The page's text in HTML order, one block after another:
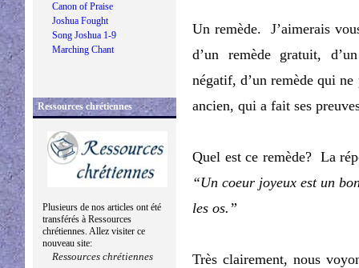
Canon of Praise
Joshua Fought
Song Joshua 1-9
Marching Chant
Ressources chrétiennes
Plusieurs de nos articles ont été
transférés à Ressources
chrétiennes. Allez visiter ce
nouveau site:
Ressources chrétiennes
Un remède. J’aimerais
d’un remède gratuit,
négatif, d’un remède qui ne
ancien, qui a fait ses
Quel est ce remède? La
“Un coeur joyeux est un
les os.”
Très clairement, nous